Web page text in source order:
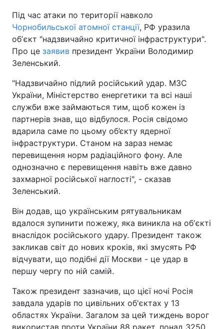
Під час атаки по території навколо
Чорнобильської атомної станції, РФ уразила
обʼєкт "надзвичайно критичної інфраструктури".
Про це заявив президент України Володимир
Зеленський.
"Надзвичайно підлий російський удар. МЗС
України, Міністерство енергетики та всі наші
служби вже займаються тим, щоб кожен із
партнерів знав, що відбулося. Росія свідомо
вдарила саме по цьому об’єкту ядерної
інфраструктури. Станом на зараз немає
перевищення норм радіаційного фону. Але
однозначно є перевищення навіть вже давно
захмарної російської наглості", - сказав
Зеленський.
Він додав, що українським рятувальникам
вдалося зупинити пожежу, яка виникла на обʼєкті
внаслідок російського удару. Президент також
закликав світ до нових кроків, які змусять РФ
відчувати, що подібні дії Москви - це удар в
першу чергу по ній самій.
Також президент зазначив, що цієї ночі Росія
завдала ударів по цивільних об'єктах у 13
областях України. Загалом за цей тиждень ворог
використав проти України 88 ракет, понад 3250